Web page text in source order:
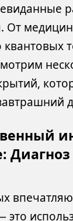
От
Диагноз
это